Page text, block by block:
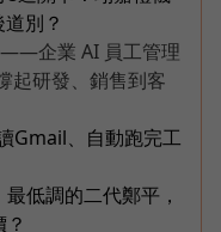
別？
——企業 AI 員工管理
起研發、銷售到客
Gmail、自動跑完工
低調的二代鄭平，